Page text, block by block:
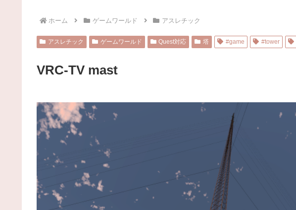
ホーム ゲームワールド アスレチック
アスレチック ゲームワールド Quest対応 塔 #game #tower
VRC-TV mast